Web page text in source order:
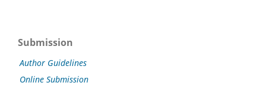
Submission
Author Guidelines
Online Submission